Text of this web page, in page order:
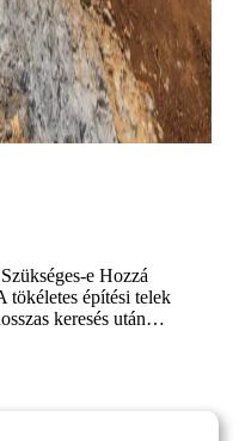
e Hozzá
tökéletes építési telek
keresés után…